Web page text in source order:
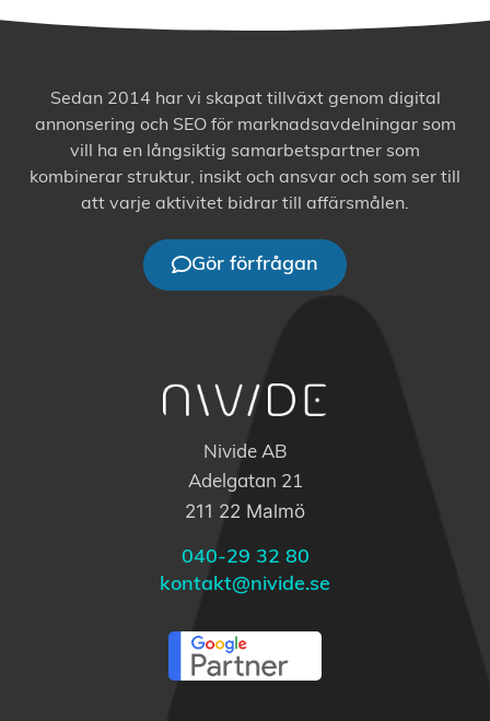
Sedan 2014 har vi skapat tillväxt genom digital
annonsering och SEO för marknadsavdelningar som
vill ha en långsiktig samarbetspartner som
kombinerar struktur, insikt och ansvar och som ser till
att varje aktivitet bidrar till affärsmålen.
Gör förfrågan
Nivide AB
Adelgatan 21
211 22 Malmö
040-29 32 80
kontakt@nivide.se